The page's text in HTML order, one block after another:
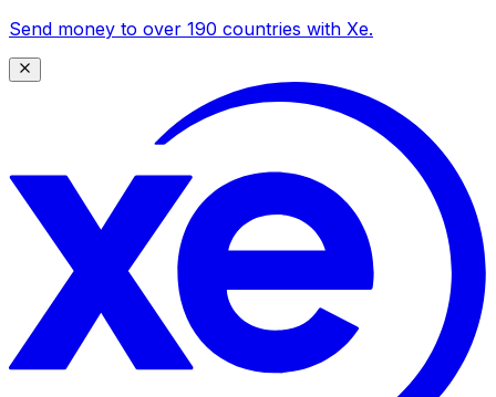
Send money to over 190 countries with Xe.